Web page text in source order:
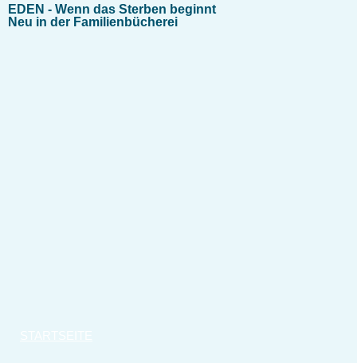
EDEN - Wenn das Sterben beginnt
Neu in der Familienbücherei